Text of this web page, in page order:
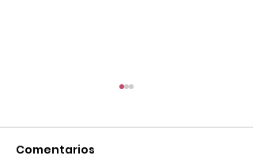
Comentarios